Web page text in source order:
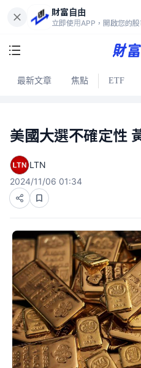
財富自由
立即使用APP，開啟您的股
最新文章 焦點 ETF
美國大選不確定性
LTN
2024/11/06 01:34